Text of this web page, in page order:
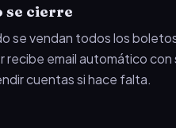
se cierre
se vendan todos los
recibe email automático
cuentas si hace falta.